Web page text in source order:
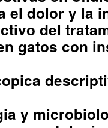
el dolor y la
del
gatos con
y